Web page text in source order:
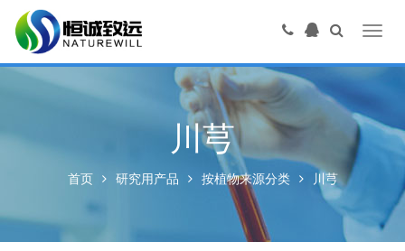
川芎
首页 研究用产品 按植物来源分类 川芎